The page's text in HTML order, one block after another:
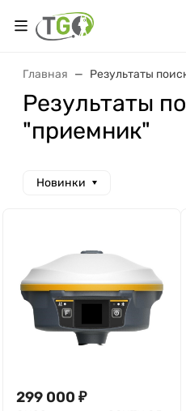
Главная Результаты
Результаты
"приемник"
Новинки
299 000 ₽